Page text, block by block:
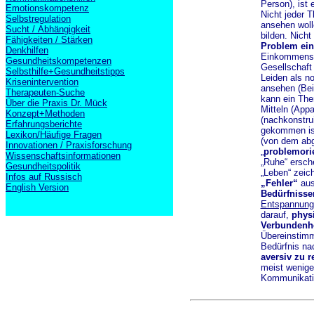
Emotionskompetenz
Selbstregulation
Sucht / Abhängigkeit
Fähigkeiten / Stärken
Denkhilfen
Gesundheitskompetenzen
Selbsthilfe+Gesundheitstipps
Krisenintervention
Therapeuten-Suche
Über die Praxis Dr. Mück
Konzept+Methoden
Erfahrungsberichte
Lexikon/Häufige Fragen
Innovationen / Praxisforschung
Wissenschaftsinformationen
Gesundheitspolitik
Infos auf Russisch
English Version
Person), ist
Nicht jeder
ansehen
bilden.
Problem
Gesellschaft
Leiden als
ansehen
kann ein
Mitteln
gekommen
(von dem
„
„Ruhe“
„Leben“
„Fehler“
Entspannung
darauf,
Bedürfnis
aversiv zu
meist